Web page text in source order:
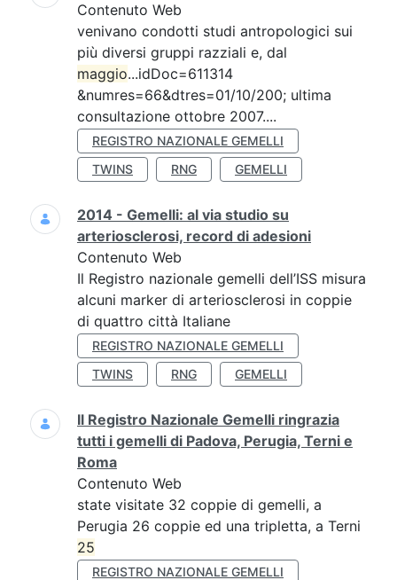
Contenuto Web
venivano condotti studi antropologici sui
più diversi gruppi razziali e, dal
maggio...idDoc=611314
&numres=66&dtres=01/10/200; ultima
consultazione ottobre 2007....
REGISTRO NAZIONALE GEMELLI
TWINS
RNG GEMELLI
2014 - Gemelli: al via studio su
arteriosclerosi, record di adesioni
Contenuto Web
Il Registro nazionale gemelli dell’ISS misura
alcuni marker di arteriosclerosi in coppie
di quattro città Italiane
REGISTRO NAZIONALE GEMELLI
TWINS
RNG GEMELLI
Il Registro Nazionale Gemelli ringrazia
tutti i gemelli di Padova, Perugia, Terni e
Roma
Contenuto Web
state visitate 32 coppie di gemelli, a
Perugia 26 coppie ed una tripletta, a Terni
25
REGISTRO NAZIONALE GEMELLI